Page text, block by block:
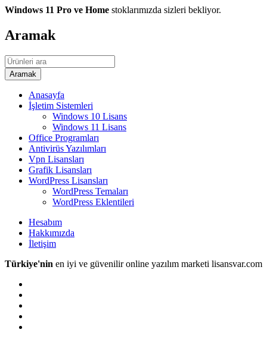
Windows 11 Pro ve Home stoklarımızda sizleri bekliyor.
Aramak
Anasayfa
İşletim Sistemleri
Windows 10 Lisans
Windows 11 Lisans
Office Programları
Antivirüs Yazılımları
Vpn Lisansları
Grafik Lisansları
WordPress Lisansları
WordPress Temaları
WordPress Eklentileri
Hesabım
Hakkımızda
İletişim
Türkiye'nin en iyi ve güvenilir online yazılım marketi lisansvar.com